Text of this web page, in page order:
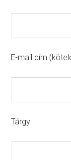
E-mail cím
Tárgy